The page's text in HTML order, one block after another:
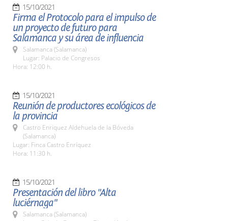
15/10/2021
Firma el Protocolo para el impulso de
un proyecto de futuro para
Salamanca y su área de influencia
Salamanca (Salamanca)
Lugar: Palacio de Congresos
Hora: 12:00 h.
15/10/2021
Reunión de productores ecológicos de
la provincia
Castro Enriquez Aldehuela de la Bóveda
(Salamanca)
Lugar: Finca Castro Enríquez
Hora: 11:30 h.
15/10/2021
Presentación del libro "Alta
luciérnaga"
Salamanca (Salamanca)